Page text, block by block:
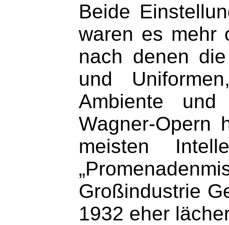
Beide
waren es mehr
nach denen
und
Ambiente und
Wagner-Opern
meisten
Großindustrie
1932 eher